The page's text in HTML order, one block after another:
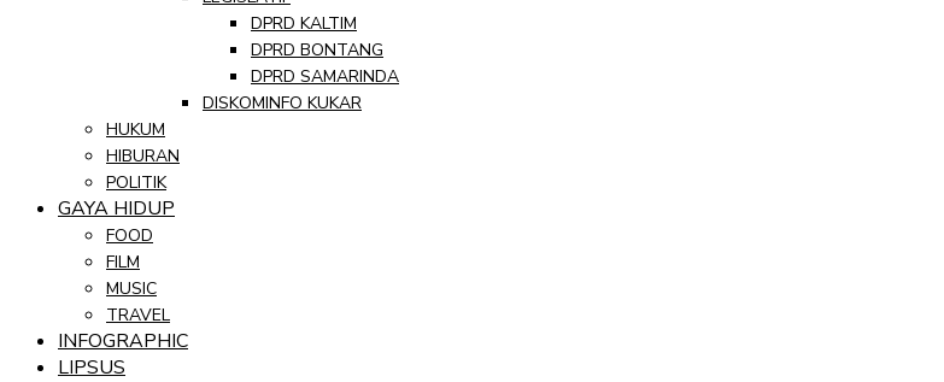
DPRD KALTIM
DPRD BONTANG
DPRD SAMARINDA
DISKOMINFO KUKAR
HUKUM
HIBURAN
POLITIK
GAYA HIDUP
FOOD
FILM
MUSIC
TRAVEL
INFOGRAPHIC
LIPSUS